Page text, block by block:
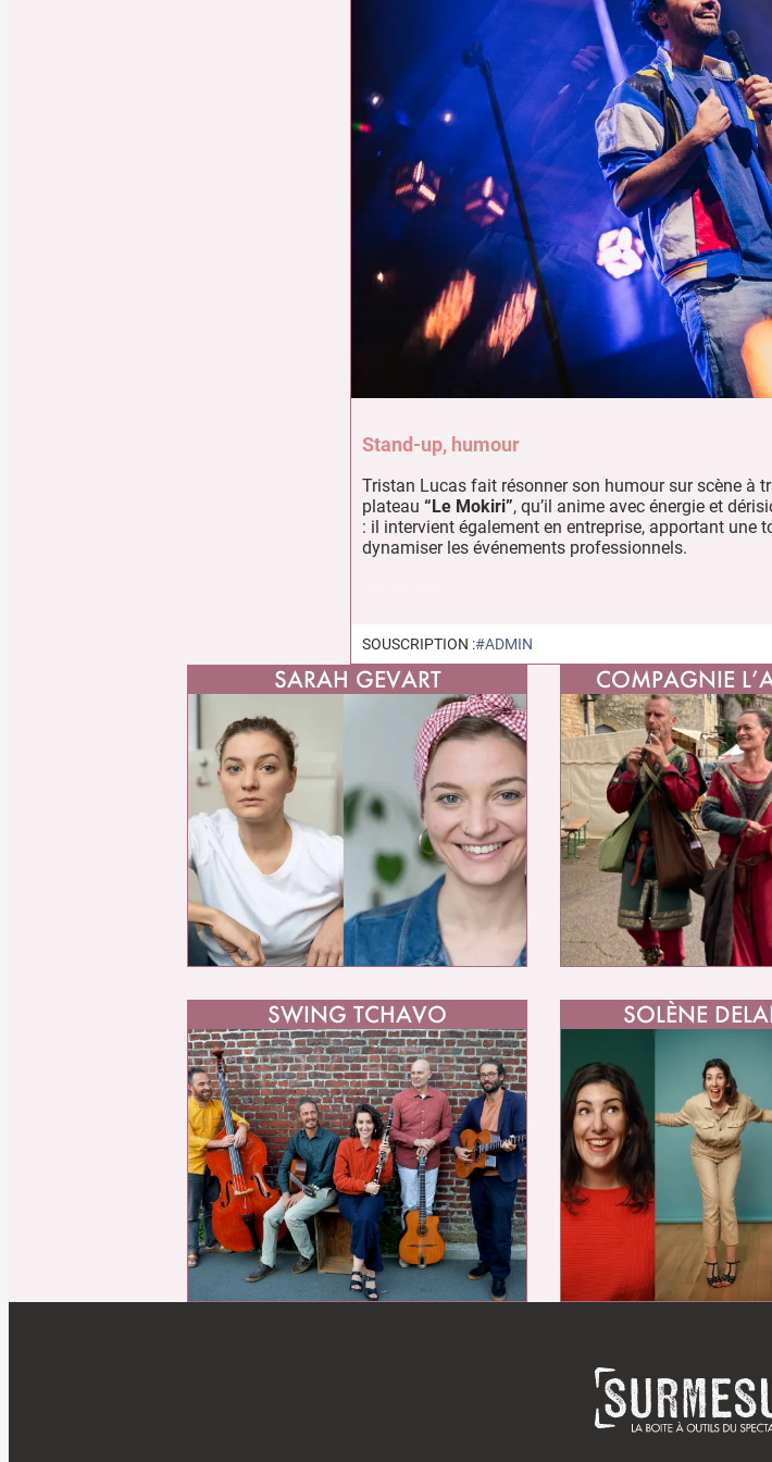
Stand-up, humour
Tristan Lucas fait résonner son humour sur scène à
plateau “Le Mokiri”, qu’il anime avec énergie et
: il intervient également en entreprise, apportant une
dynamiser les événements professionnels.
SOUSCRIPTION :#ADMIN
SARAH GEVART COMPAGNIE
SWING TCHAVO SOLÈNE